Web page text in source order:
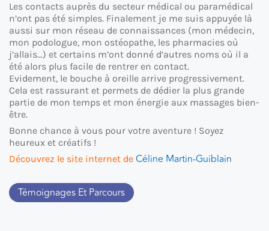
Les contacts auprès du secteur médical ou paramédical
n’ont pas été simples. Finalement je me suis appuyée là
aussi sur mon réseau de connaissances (mon médecin,
mon podologue, mon ostéopathe, les pharmacies où
j’allais…) et certains m’ont donné d’autres noms où il a
été alors plus facile de rentrer en contact.
Evidement, le bouche à oreille arrive progressivement.
Cela est rassurant et permets de dédier la plus grande
partie de mon temps et mon énergie aux massages bien-
être.
Bonne chance à vous pour votre aventure ! Soyez
heureux et créatifs !
Découvrez le site internet de Céline Martin-Guiblain
Témoignages Et Parcours